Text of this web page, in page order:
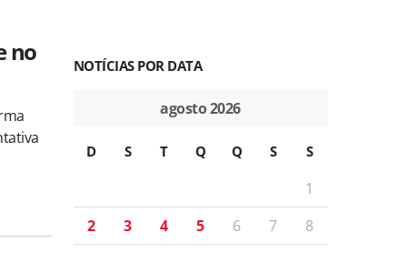
no
NOTÍCIAS POR DATA
agosto 2026
D S T Q Q S S
1
2
3 4 5 6 7
8